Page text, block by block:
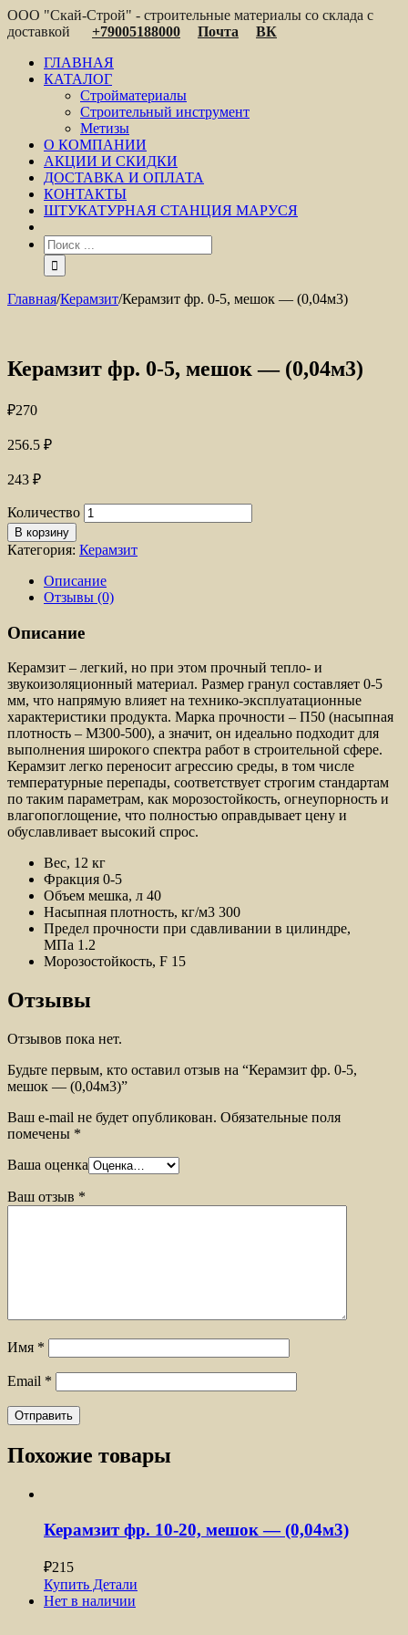
ООО "Скай-Строй" - строительные материалы со склада с
доставкой
+79005188000 Почта
ВК
ГЛАВНАЯ
КАТАЛОГ
Стройматериалы
Строительный инструмент
Метизы
О КОМПАНИИ
АКЦИИ И СКИДКИ
ДОСТАВКА И ОПЛАТА
КОНТАКТЫ
ШТУКАТУРНАЯ СТАНЦИЯ МАРУСЯ
Главная/Керамзит/Керамзит фр. 0-5, мешок — (0,04м3)
Керамзит фр. 0-5, мешок — (0,04м3)
₽270
256.5 ₽
243 ₽
Количество
В корзину
Категория: Керамзит
Описание
Отзывы (0)
Описание
Керамзит – легкий, но при этом прочный тепло- и
звукоизоляционный материал. Размер гранул составляет 0-5
мм, что напрямую влияет на технико-эксплуатационные
характеристики продукта. Марка прочности – П50 (насыпная
плотность – М300-500), а значит, он идеально подходит для
выполнения широкого спектра работ в строительной сфере.
Керамзит легко переносит агрессию среды, в том числе
температурные перепады, соответствует строгим стандартам
по таким параметрам, как морозостойкость, огнеупорность и
влагопоглощение, что полностью оправдывает цену и
обуславливает высокий спрос.
Вес, 12 кг
Фракция 0-5
Объем мешка, л 40
Насыпная плотность, кг/м3 300
Предел прочности при сдавливании в цилиндре,
МПа 1.2
Морозостойкость, F 15
Отзывы
Отзывов пока нет.
Будьте первым, кто оставил отзыв на “Керамзит фр. 0-5,
мешок — (0,04м3)”
Ваш e-mail не будет опубликован. Обязательные поля
помечены *
Ваша оценка
Ваш отзыв *
Имя *
Email *
Похожие товары
Керамзит фр. 10-20, мешок — (0,04м3)
₽215
Купить Детали
Нет в наличии